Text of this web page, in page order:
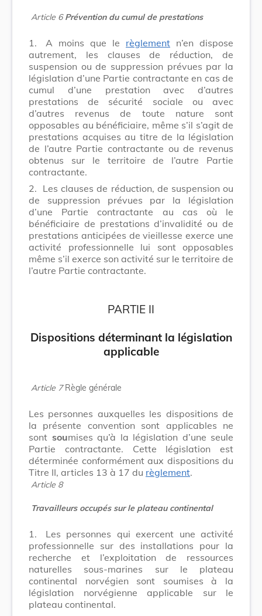
Article 6 Prévention du cumul de prestations
1. A moins que le règlement n’en dispose
autrement, les clauses de réduction, de
suspension ou de suppression prévues par la
législation d’une Partie contractante en cas de
cumul d’une prestation avec d’autres
prestations de sécurité sociale ou avec
d’autres revenus de toute nature sont
opposables au bénéficiaire, même s’il s’agit de
prestations acquises au titre de la législation
de l’autre Partie contractante ou de revenus
obtenus sur le territoire de l’autre Partie
contractante.
2. Les clauses de réduction, de suspension ou
de suppression prévues par la législation
d’une Partie contractante au cas où le
bénéficiaire de prestations d’invalidité ou de
prestations anticipées de vieillesse exerce une
activité professionnelle lui sont opposables
même s’il exerce son activité sur le territoire de
l’autre Partie contractante.
PARTIE II
Dispositions déterminant la législation
applicable
Article 7 Règle générale
Les personnes auxquelles les dispositions de
la présente convention sont applicables ne
sont soumises qu’à la législation d’une seule
Partie contractante. Cette législation est
déterminée conformément aux dispositions du
Titre II, articles 13 à 17 du règlement.
Article 8
Travailleurs occupés sur le plateau continental
1.
Les personnes qui exercent une activité
professionnelle sur des installations pour la
recherche et l’exploitation de ressources
naturelles sous-marines sur le plateau
continental norvégien sont soumises à la
législation norvégienne applicable sur le
plateau continental.